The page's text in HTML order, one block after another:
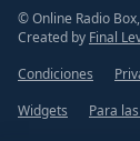
© Online Radio
Created by Final
Condiciones
Widgets
Para